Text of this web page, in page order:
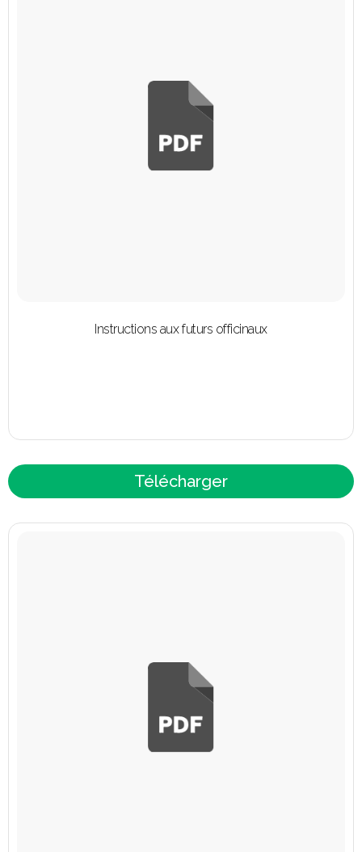
Instructions aux futurs officinaux
Télécharger